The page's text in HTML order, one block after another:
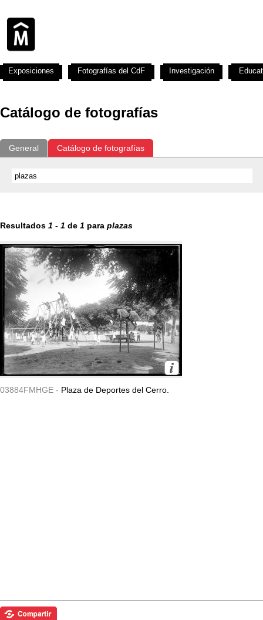
Catálogo de fotografías
General Catálogo de fotografías
Resultados 1 - 1 de 1 para plazas
03884FMHGE - Plaza de Deportes del Cerro.
Exposiciones Fotografías del CdF Investigación